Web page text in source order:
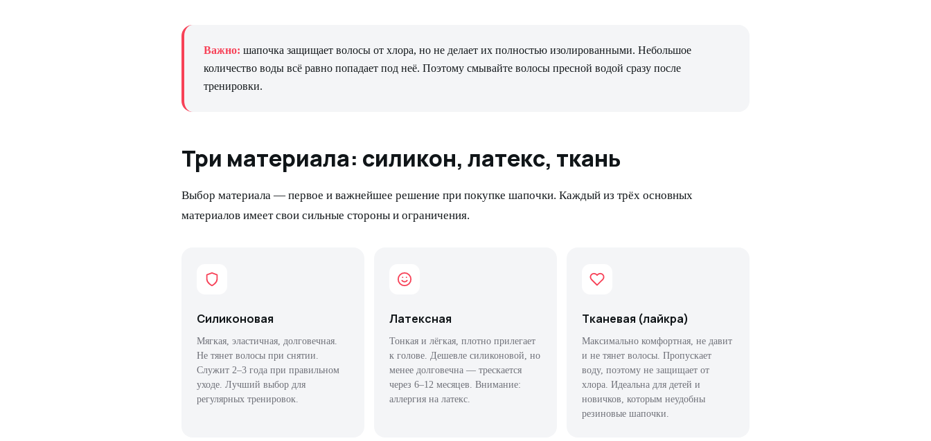
Важно: шапочка защищает волосы от хлора, но не делает их полностью изолированными. Небольшое
количество воды всё равно попадает под неё. Поэтому смывайте волосы пресной водой сразу после
тренировки.
Три материала: силикон, латекс, ткань
Выбор материала — первое и важнейшее решение при покупке шапочки. Каждый из трёх основных
материалов имеет свои сильные стороны и ограничения.
Силиконовая
Мягкая, эластичная, долговечная.
Не тянет волосы при снятии.
Служит 2–3 года при правильном
уходе. Лучший выбор для
регулярных тренировок.
Латексная
Тонкая и лёгкая, плотно прилегает
к голове. Дешевле силиконовой, но
менее долговечна — трескается
через 6–12 месяцев. Внимание:
аллергия на латекс.
Тканевая (лайкра)
Максимально комфортная, не давит
и не тянет волосы. Пропускает
воду, поэтому не защищает от
хлора. Идеальна для детей и
новичков, которым неудобны
резиновые шапочки.